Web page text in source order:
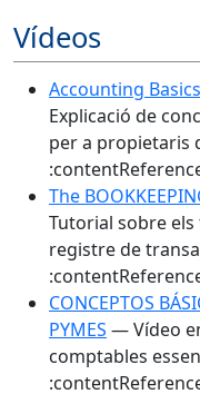
Vídeos
Accounting
Explicació de
per a propietaris
The
Tutorial sobre
registre de
CONCEPTOS
PYMES — Vídeo
comptables